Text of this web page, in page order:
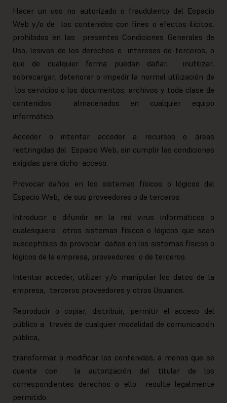
Hacer un uso no autorizado o fraudulento del Espacio
Web y/o de los contenidos con fines o efectos ilícitos,
prohibidos en las presentes Condiciones Generales de
Uso, lesivos de los derechos e intereses de terceros, o
que de cualquier forma puedan dañar, inutilizar,
sobrecargar, deteriorar o impedir la normal utilización de
los servicios o los documentos, archivos y toda clase de
contenidos almacenados en cualquier equipo
informático.
Acceder o intentar acceder a recursos o áreas
restringidas del Espacio Web, sin cumplir las condiciones
exigidas para dicho acceso.
Provocar daños en los sistemas físicos o lógicos del
Espacio Web, de sus proveedores o de terceros.
Introducir o difundir en la red virus informáticos o
cualesquiera otros sistemas físicos o lógicos que sean
susceptibles de provocar daños en los sistemas físicos o
lógicos de la empresa, proveedores o de terceros.
Intentar acceder, utilizar y/o manipular los datos de la
empresa, terceros proveedores y otros Usuarios.
Reproducir o copiar, distribuir, permitir el acceso del
público a través de cualquier modalidad de comunicación
pública,
transformar o modificar los contenidos, a menos que se
cuente con la autorización del titular de los
correspondientes derechos o ello resulte legalmente
permitido.